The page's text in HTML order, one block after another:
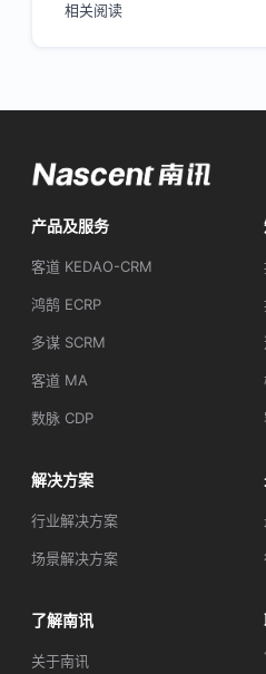
相关阅读
产品及服务
客道 KEDAO-CRM
鸿鹄 ECRP
多谋 SCRM
客道 MA
数脉 CDP
解决方案
行业解决方案
场景解决方案
了解南讯
关于南讯